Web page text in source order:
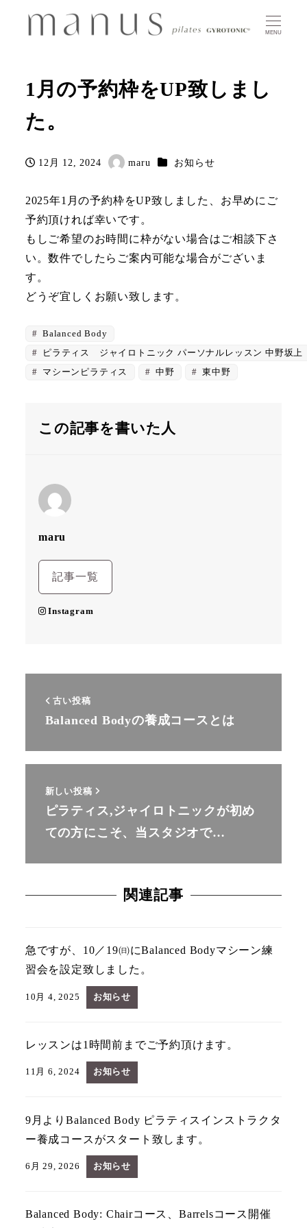
MENU
1月の予約枠をUP致しまし
た。
投稿日
12月 12, 2024
著
maru カテゴリー
お知らせ
2025年1月の予約枠をUP致しました、お早めにご
予約頂ければ幸いです。
もしご希望のお時間に枠がない場合はご相談下さ
い。数件でしたらご案内可能な場合がございま
す。
どうぞ宜しくお願い致します。
Balanced Body
ピラティス ジャイロトニック パーソナルレッスン 中野坂上
マシーンピラティス
中野 東中野
この記事を書いた人
maru
記事一覧
Instagram
古い投稿
Balanced Bodyの養成コースとは
新しい投稿
ピラティス,ジャイロトニックが初め
ての方にこそ、当スタジオで…
関連記事
急ですが、10／19㈰にBalanced Bodyマシーン練
習会を設定致しました。
10月 4, 2025 お知らせ
レッスンは1時間前までご予約頂けます。
11月 6, 2024 お知らせ
9月よりBalanced Body ピラティスインストラクタ
ー養成コースがスタート致します。
6月 29, 2026 お知らせ
Balanced Body: Chairコース、Barrelsコース開催